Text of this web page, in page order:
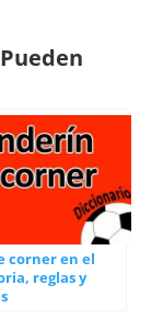
corner en el
reglas y